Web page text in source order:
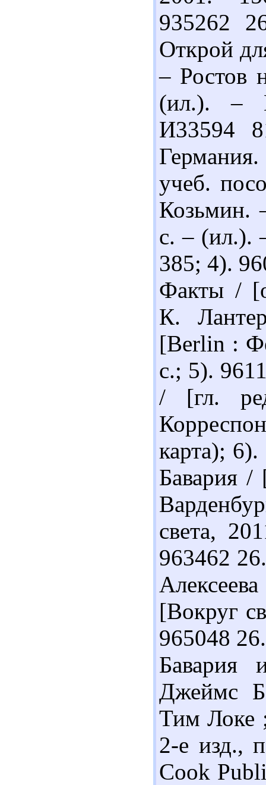
935262
Открой
– Ростов
(ил.). –
И33594
учеб.
с. – (ил.).
385; 4).
Факты /
К.
[Berlin :
с.; 5).
/ [гл.
карта);
Бавария /
света,
963462
[Вокруг
965048
Бавария
Джеймс
Тим Локе
2-е изд.,
Cook